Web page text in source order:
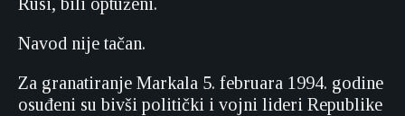
Navod nije tačan.
Za granatiranje Markala 5. februara 1994. godine
osuđeni su bivši politički i vojni lideri Republike